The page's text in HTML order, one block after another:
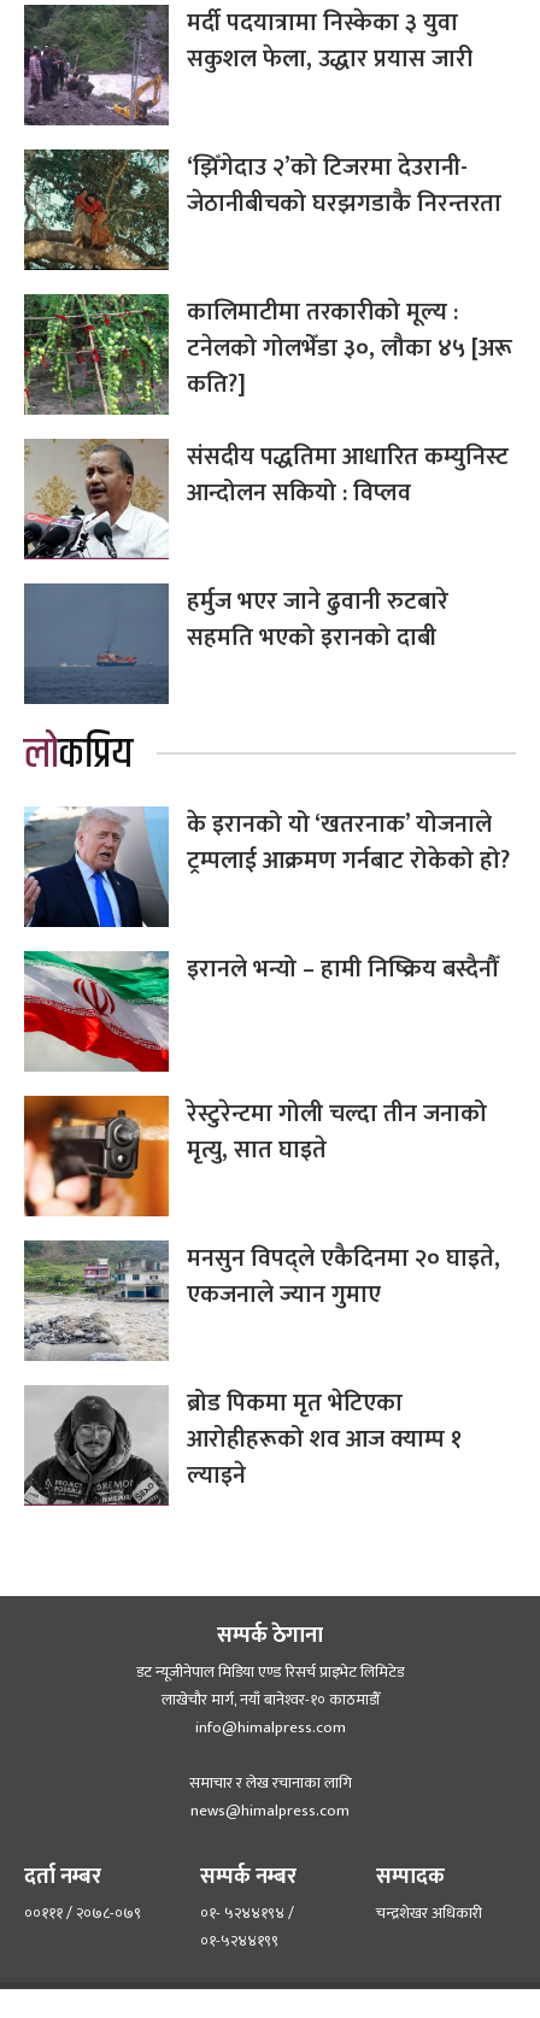
मर्दी पदयात्रामा निस्केका ३ युवा
सकुशल फेला, उद्धार प्रयास जारी
‘झिँगेदाउ २’को टिजरमा देउरानी-
जेठानीबीचको घरझगडाकै निरन्तरता
कालिमाटीमा तरकारीको मूल्य :
टनेलको गोलभेँडा ३०, लौका ४५ [अरू
कति?]
संसदीय पद्धतिमा आधारित कम्युनिस्ट
आन्दोलन सकियो : विप्लव
हर्मुज भएर जाने ढुवानी रुटबारे
सहमति भएको इरानको दाबी
लोकप्रिय
के इरानको यो ‘खतरनाक’ योजनाले
ट्रम्पलाई आक्रमण गर्नबाट रोकेको हो?
इरानले भन्यो – हामी निष्क्रिय बस्दैनौँ
रेस्टुरेन्टमा गोली चल्दा तीन जनाको
मृत्यु, सात घाइते
मनसुन विपद्ले एकैदिनमा २० घाइते,
एकजनाले ज्यान गुमाए
ब्रोड पिकमा मृत भेटिएका
आरोहीहरूको शव आज क्याम्प १
ल्याइने
सम्पर्क ठेगाना
डट न्यूजीनेपाल मिडिया एण्ड रिसर्च प्राइभेट लिमिटेड
लाखेचौर मार्ग, नयाँ बानेश्‍वर-१० काठमाडौँ
info@himalpress.com
समाचार र लेख रचानाका लागि
news@himalpress.com
दर्ता नम्बर
००१११ / २०७८-०७९
सम्पर्क नम्बर
०१- ५२४४१९४ /
०१-५२४४१९९
सम्पादक
चन्द्रशेखर अधिकारी